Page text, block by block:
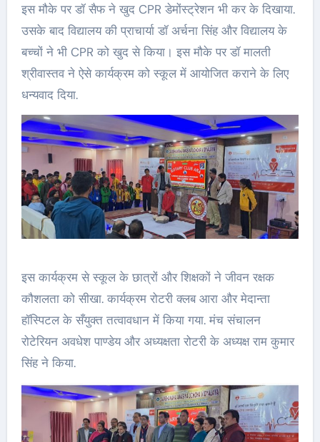
इस मौके पर डॉ सैफ ने खुद CPR डेमोंस्ट्रेशन भी कर के दिखाया.
उसके बाद विद्यालय की प्राचार्या डॉ अर्चना सिंह और विद्यालय के
बच्चों ने भी CPR को खुद से किया। इस मौके पर डॉ मालती
श्रीवास्तव ने ऐसे कार्यक्रम को स्कूल में आयोजित कराने के लिए
धन्यवाद दिया.
इस कार्यक्रम से स्कूल के छात्रों और शिक्षकों ने जीवन रक्षक
कौशलता को सीखा. कार्यक्रम रोटरी क्लब आरा और मेदान्ता
हॉस्पिटल के सँयुक्त तत्वावधान में किया गया. मंच संचालन
रोटेरियन अवधेश पाण्डेय और अध्यक्षता रोटरी के अध्यक्ष राम कुमार
सिंह ने किया.